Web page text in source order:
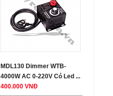
MDL130 Dimmer WTB-
4000W AC 0-220V Có Led ...
400.000 VNĐ